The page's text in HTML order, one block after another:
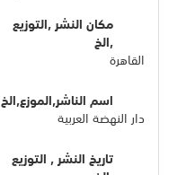
مكان النشر ,التوزيع
,الخ
القاهرة
اسم الناشر,الموزع,الخ
دار النهضة العربية
تاريخ النشر , التوزيع